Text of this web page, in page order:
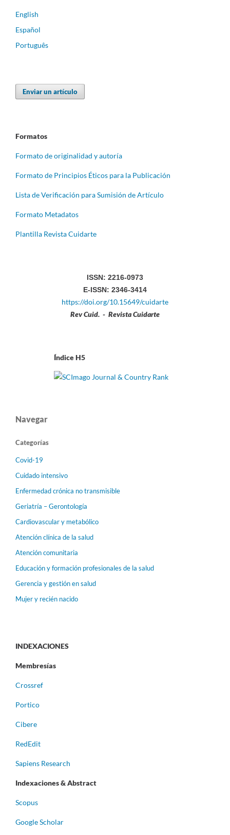
English
Español
Português
Enviar un artículo
Formatos
Formato de originalidad y autoría
Formato de Principios Éticos para la Publicación
Lista de Verificación para Sumisión de Artículo
Formato Metadatos
Plantilla Revista Cuidarte
ISSN: 2216-0973
E-ISSN: 2346-3414
https://doi.org/10.15649/cuidarte
Rev Cuid. - Revista Cuidarte
Índice H5
Navegar
Categorías
Covid-19
Cuidado intensivo
Enfermedad crónica no transmisible
Geriatría – Gerontología
Cardiovascular y metabólico
Atención clínica de la salud
Atención comunitaria
Educación y formación profesionales de la salud
Gerencia y gestión en salud
Mujer y recién nacido
INDEXACIONES
Membresías
Crossref
Portico
Cibere
RedEdit
Sapiens Research
Indexaciones & Abstract
Scopus
Google Scholar